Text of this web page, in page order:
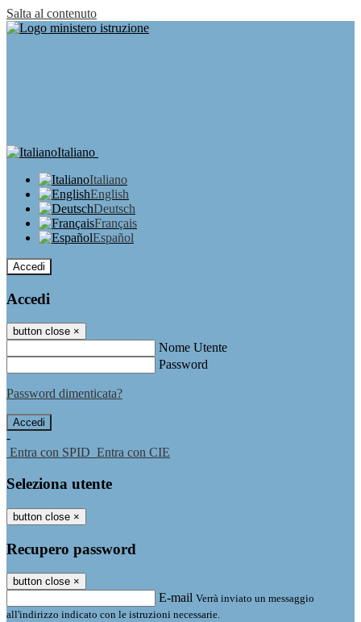
Salta al contenuto
Italiano
Italiano
English
Deutsch
Français
Español
Accedi
Accedi
button close ×
Nome Utente
Password
Password dimenticata?
-
Entra con SPID Entra con CIE
Seleziona utente
button close ×
Recupero password
button close ×
E-mail Verrà inviato un messaggio
all'indirizzo indicato con le istruzioni necessarie.